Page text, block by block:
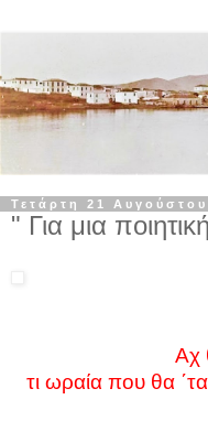
Τετάρτη 21 Αυγούστου
" Για μια
Αχ
τι ωραία που θα